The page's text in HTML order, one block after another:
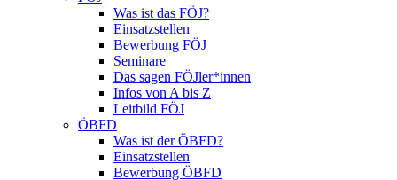
Was ist das FÖJ?
Einsatzstellen
Bewerbung FÖJ
Seminare
Das sagen FÖJler*innen
Infos von A bis Z
Leitbild FÖJ
ÖBFD
Was ist der ÖBFD?
Einsatzstellen
Bewerbung ÖBFD